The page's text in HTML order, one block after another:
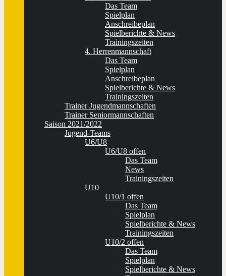
Das Team
Spielplan
Anschreibeplan
Spielberichte & News
Trainingszeiten
4. Herrenmannschaft
Das Team
Spielplan
Anschreibeplan
Spielberichte & News
Trainingszeiten
Trainer Jugendmannschaften
Trainer Seniormannschaften
Saison 2021/2022
Jugend-Teams
U6/U8
U6/U8 offen
Das Team
News
Trainingszeiten
U10
U10/1 offen
Das Team
Spielplan
Spielberichte & News
Trainingszeiten
U10/2 offen
Das Team
Spielplan
Spielberichte & News